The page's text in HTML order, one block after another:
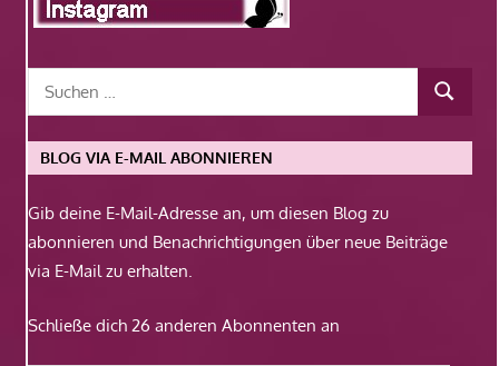
BLOG VIA E-MAIL ABONNIEREN
Gib deine E-Mail-Adresse an, um diesen Blog zu
abonnieren und Benachrichtigungen über neue Beiträge
via E-Mail zu erhalten.
Schließe dich 26 anderen Abonnenten an